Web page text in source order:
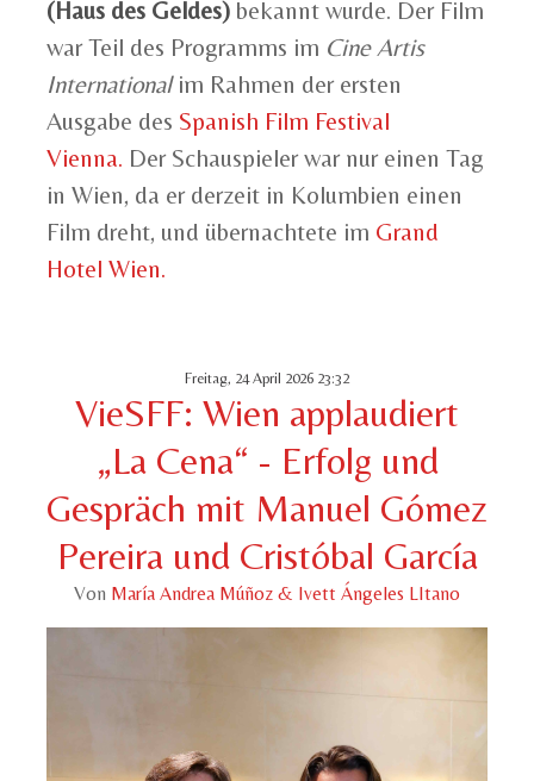
(Haus des Geldes) bekannt wurde. Der Film
war Teil des Programms im Cine Artis
Internationalim Rahmen der ersten
Ausgabe des Spanish Film Festival
Vienna. Der Schauspieler war nur einen Tag
in Wien, da er derzeit in Kolumbien einen
Film dreht, und übernachtete im Grand
Hotel Wien.
Freitag, 24 April 2026 23:32
VieSFF: Wien applaudiert
„La Cena“ - Erfolg und
Gespräch mit Manuel Gómez
Pereira und Cristóbal García
Von María Andrea Múñoz & Ivett Ángeles LItano